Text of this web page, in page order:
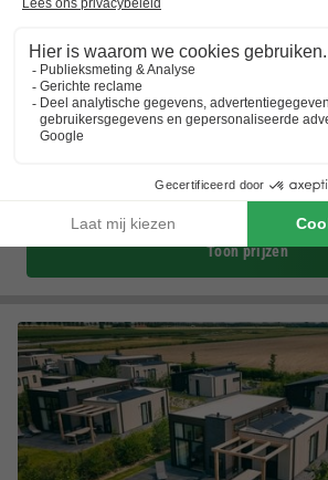
Resort Citta Romana ★★★★★
Zuid-holland,Hellevoetsluis
8.6 Zeer goed
Dagje Rotterdam of Zeeland
Lounge, restaurant en pub
Toon prijzen